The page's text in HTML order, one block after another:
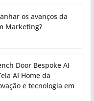
os avanços da
Marketing?
Door Bespoke AI
AI Home da
e tecnologia em